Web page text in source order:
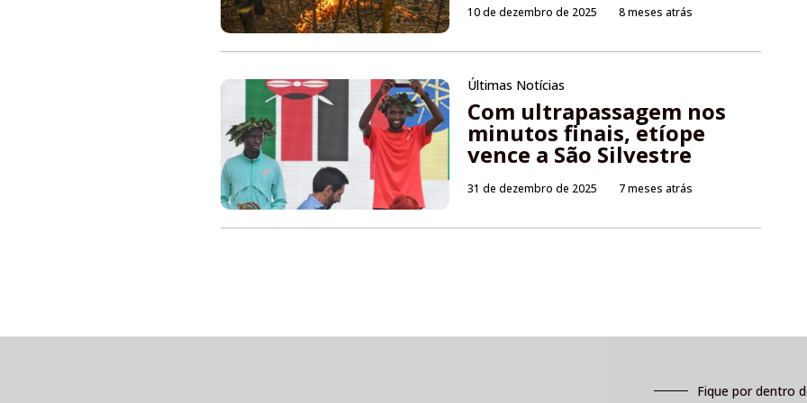
10 de dezembro de 2025 8 meses atrás
Últimas Notícias
Com ultrapassagem nos
minutos finais, etíope
vence a São Silvestre
31 de dezembro de 2025 7 meses atrás
Fique por dentro